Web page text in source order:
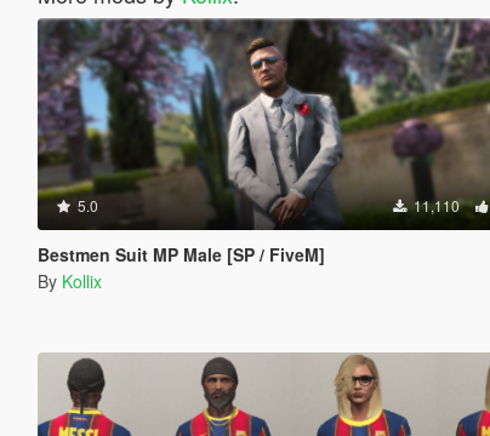
5.0 11,110
Bestmen Suit MP Male [SP / FiveM]
By Kollix